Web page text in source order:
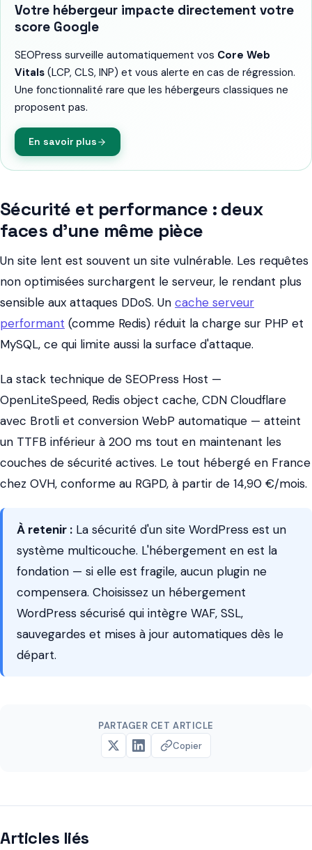
Votre hébergeur impacte directement votre
score Google
SEOPress surveille automatiquement vos Core Web
Vitals (LCP, CLS, INP) et vous alerte en cas de régression.
Une fonctionnalité rare que les hébergeurs classiques ne
proposent pas.
En savoir plus
Sécurité et performance : deux
faces d'une même pièce
Un site lent est souvent un site vulnérable. Les requêtes
non optimisées surchargent le serveur, le rendant plus
sensible aux attaques DDoS. Un cache serveur
performant (comme Redis) réduit la charge sur PHP et
MySQL, ce qui limite aussi la surface d'attaque.
La stack technique de SEOPress Host —
OpenLiteSpeed, Redis object cache, CDN Cloudflare
avec Brotli et conversion WebP automatique — atteint
un TTFB inférieur à 200 ms tout en maintenant les
couches de sécurité actives. Le tout hébergé en France
chez OVH, conforme au RGPD, à partir de 14,90 €/mois.
À retenir : La sécurité d'un site WordPress est un
système multicouche. L'hébergement en est la
fondation — si elle est fragile, aucun plugin ne
compensera. Choisissez un hébergement
WordPress sécurisé qui intègre WAF, SSL,
sauvegardes et mises à jour automatiques dès le
départ.
PARTAGER CET ARTICLE
Copier
Articles liés